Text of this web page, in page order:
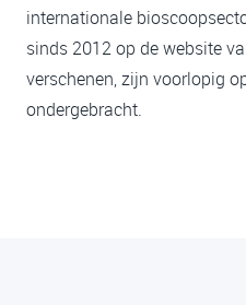
internationale
sinds 2012 op de website
verschenen, zijn voorlopig
ondergebracht.